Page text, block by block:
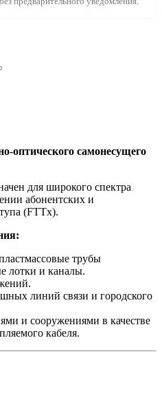
оптического самонесущего
для широкого спектра
абонентских и
(FTTx).
трубы
лотки и каналы.
линий связи и городского
и сооружениями в качестве
кабеля.